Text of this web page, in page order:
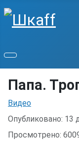
Папа.
Информация о
Видео
Опубликовано: 13
Просмотрено: